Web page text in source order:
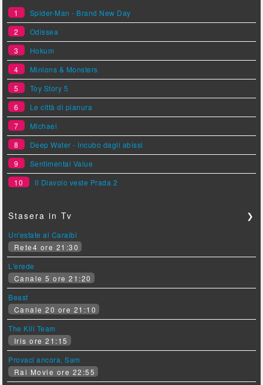
1
Spider-Man - Brand New Day
2
Odissea
3
Hokum
4
Minions & Monsters
5
Toy Story 5
6
Le città di pianura
7
Michael
8
Deep Water - Incubo dagli abissi
9
Sentimental Value
10
Il Diavolo veste Prada 2
Stasera in Tv ❯
Un'estate ai Caraibi
Rete4 ore 21:30
L'erede
Canale 5 ore 21:20
Beast
Canale 20 ore 21:10
The Kill Team
Iris ore 21:15
Provaci ancora, Sam
Rai Movie ore 22:55